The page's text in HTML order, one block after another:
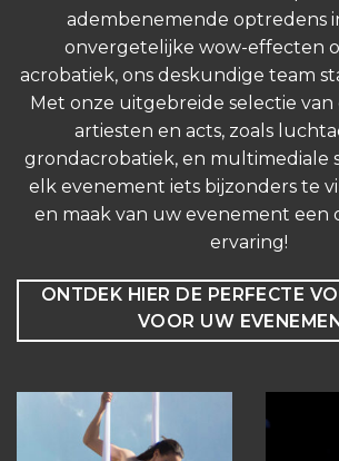
adembenemende optredens
onvergetelijke wow-effecten
acrobatiek, ons deskundige team
Met onze uitgebreide selectie
artiesten en acts, zoals
grondacrobatiek, en multimediale
elk evenement iets bijzonders te
en maak van uw evenement een
ervaring!
ONTDEK HIER DE PERFECTE
VOOR UW